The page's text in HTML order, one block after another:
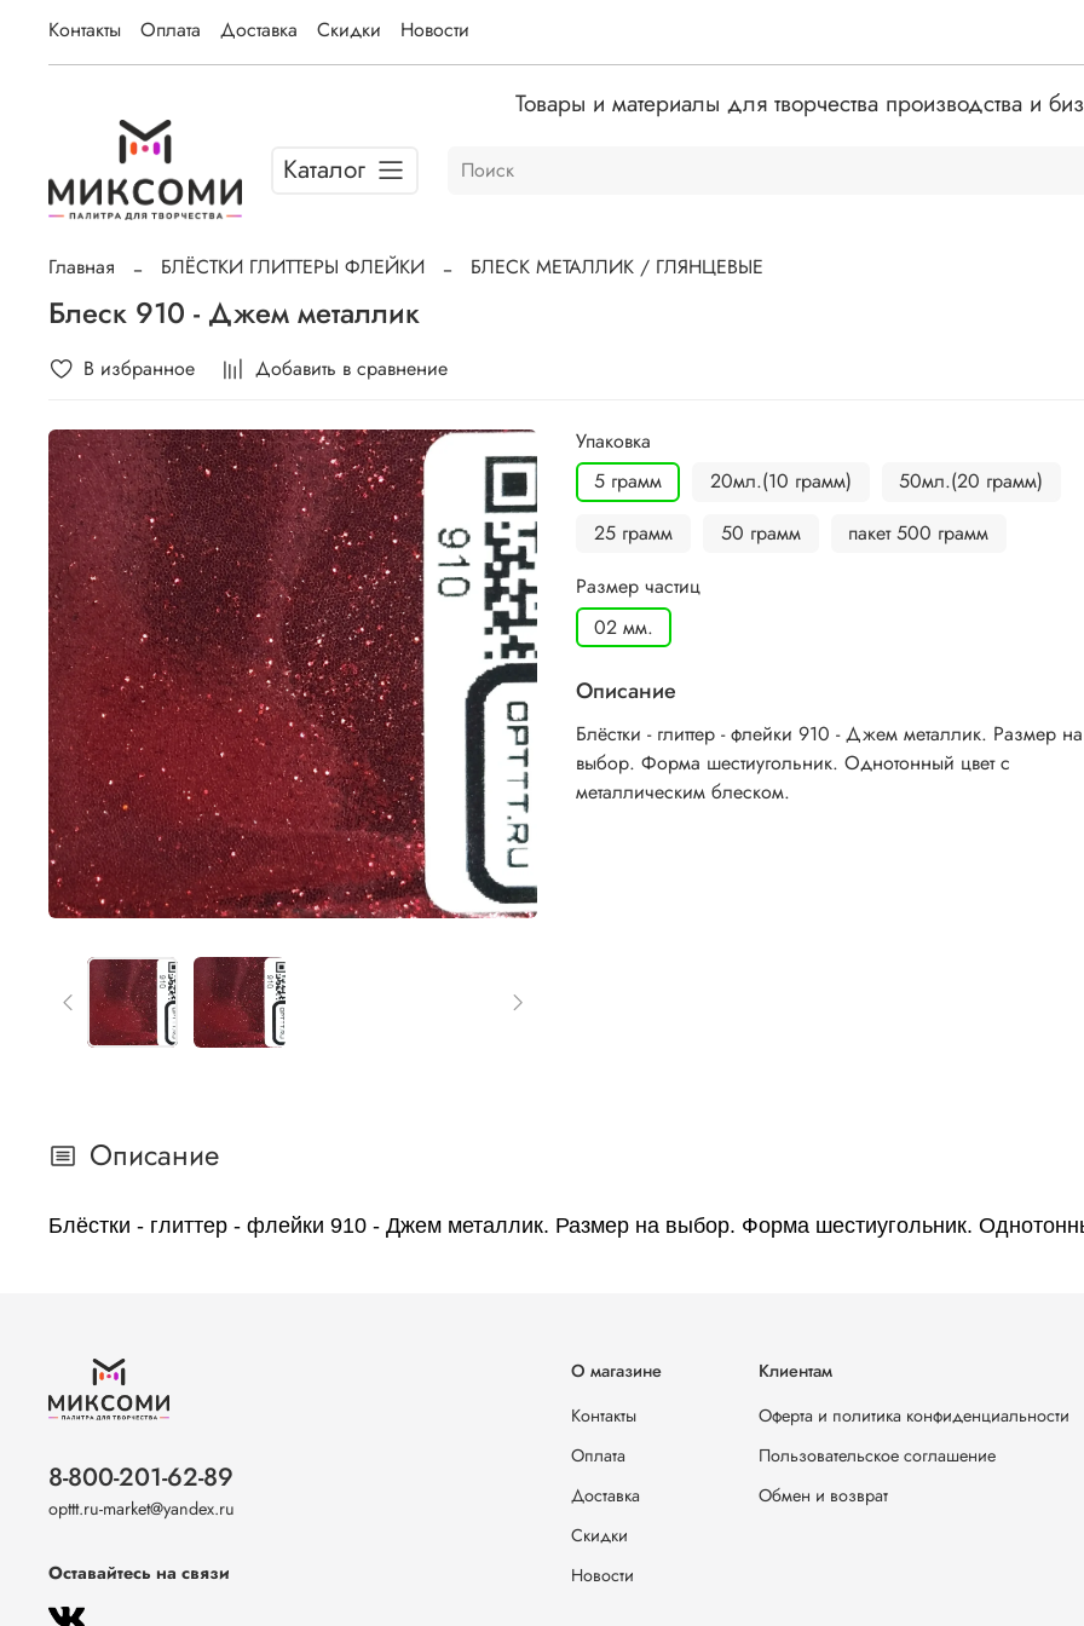
Контакты Оплата Доставка Скидки Новости
Товары и материалы для творчества производства и
Каталог
Главная БЛЁСТКИ ГЛИТТЕРЫ ФЛЕЙКИ БЛЕСК МЕТАЛЛИК / ГЛЯНЦЕВЫЕ
Блеск 910 - Джем металлик
В избранное Добавить в сравнение
Упаковка
5 грамм
20мл.(10 грамм)
50мл.(20 грамм)
25 грамм
50 грамм
пакет 500 грамм
Размер частиц
02 мм.
Описание
Блёстки - глиттер - флейки 910 - Джем металлик. Размер на
выбор. Форма шестиугольник. Однотонный цвет с
металлическим блеском.
Описание
Блёстки - глиттер - флейки 910 - Джем металлик. Размер на выбор. Форма шестиугольник.
О магазине
Контакты
Оплата
Доставка
Скидки
Новости
Клиентам
Оферта и политика конфиденциальности
Пользовательское соглашение
Обмен и возврат
8-800-201-62-89
opttt.ru-market@yandex.ru
Оставайтесь на связи